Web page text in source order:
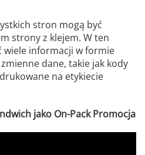
stron mogą być
strony z klejem. W ten
wiele informacji w formie
dane, takie jak kody
na etykiecie
jako On-Pack Promocja